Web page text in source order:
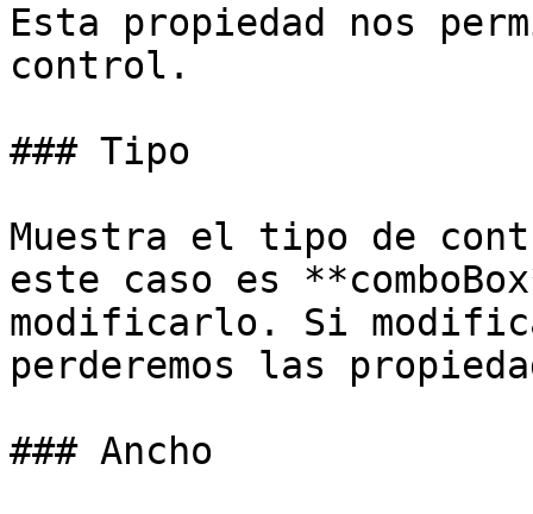
Esta propiedad nos
control.
### Tipo
Muestra el tipo de
este caso es
modificarlo. Si
perderemos las
### Ancho